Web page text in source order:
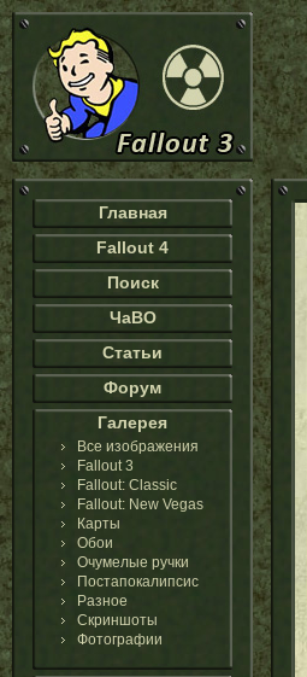
Главная
Fallout 4
Поиск
ЧаВО
Статьи
Форум
Галерея
Все изображения
Fallout 3
Fallout: Classic
Fallout: New Vegas
Карты
Обои
Очумелые ручки
Постапокалипсис
Разное
Скриншоты
Фотографии